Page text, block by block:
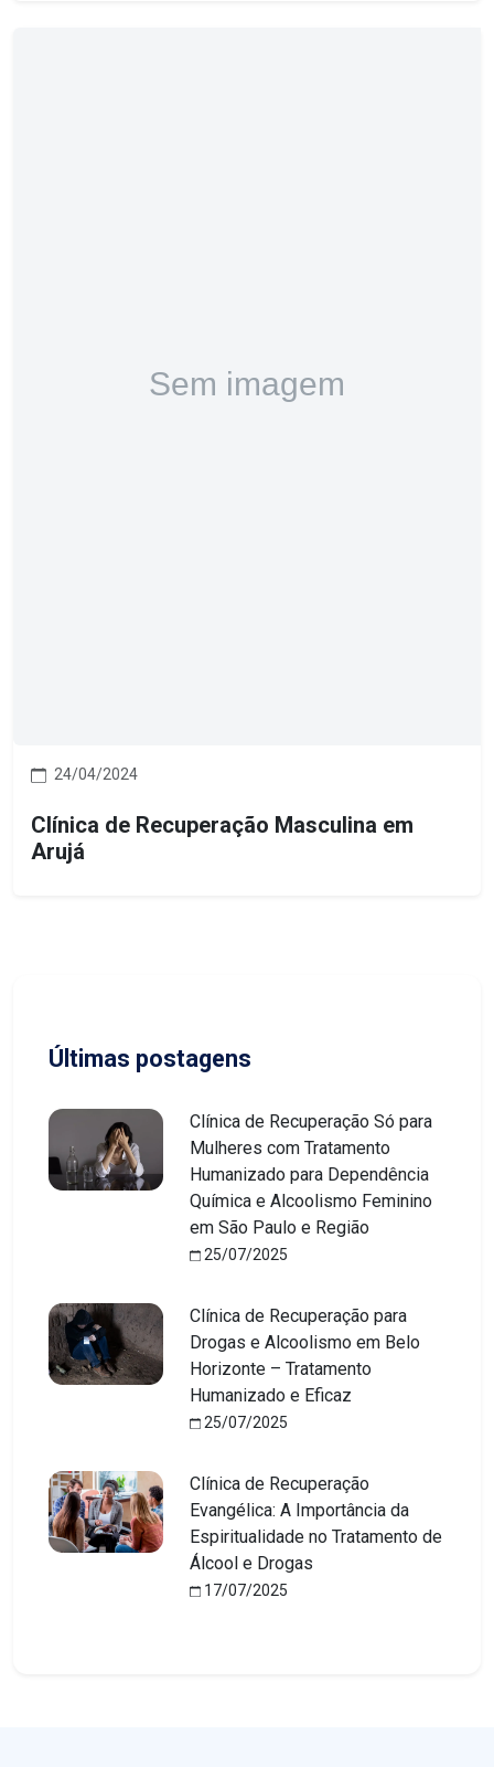
24/04/2024
Clínica de Recuperação Masculina em
Arujá
Últimas postagens
Clínica de Recuperação Só para
Mulheres com Tratamento
Humanizado para Dependência
Química e Alcoolismo Feminino
em São Paulo e Região
25/07/2025
Clínica de Recuperação para
Drogas e Alcoolismo em Belo
Horizonte – Tratamento
Humanizado e Eficaz
25/07/2025
Clínica de Recuperação
Evangélica: A Importância da
Espiritualidade no Tratamento de
Álcool e Drogas
17/07/2025